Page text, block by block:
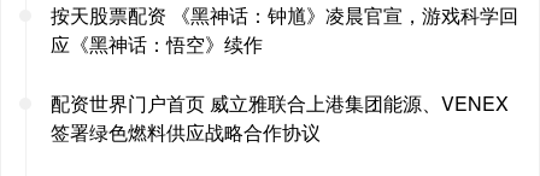
按天股票配资 《黑神话：钟馗》凌晨官宣，游戏科学回
应《黑神话：悟空》续作
配资世界门户首页 威立雅联合上港集团能源、VENEX
签署绿色燃料供应战略合作协议